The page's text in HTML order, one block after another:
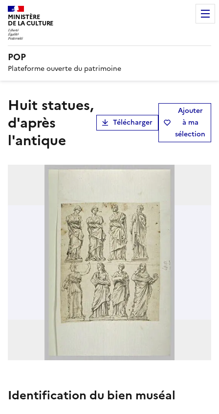
MINISTÈRE
DE LA CULTURE
POP
Plateforme ouverte du patrimoine
Huit statues,
d'après
l'antique
Télécharger
Ajouter
à ma
sélection
Identification du bien muséal